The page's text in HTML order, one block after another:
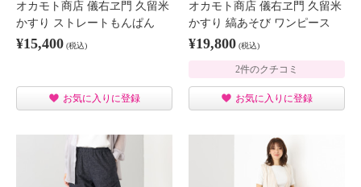
オカモト商店 儀右ヱ門 久留米
かすり ストレートもんぱん
¥15,400 (税込)
お気に入りに登録
オカモト商店 儀右ヱ門 久留米
かすり 縞あそび ワンピース
¥19,800 (税込)
2件のクチコミ
お気に入りに登録